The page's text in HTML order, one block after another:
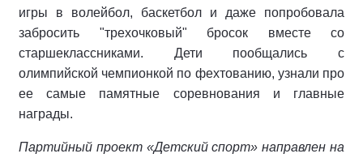
игры в волейбол, баскетбол и даже попробовала
забросить "трехочковый" бросок вместе со
старшеклассниками. Дети пообщались с
олимпийской чемпионкой по фехтованию, узнали про
ее самые памятные соревнования и главные
награды.
Партийный проект «Детский спорт» направлен на